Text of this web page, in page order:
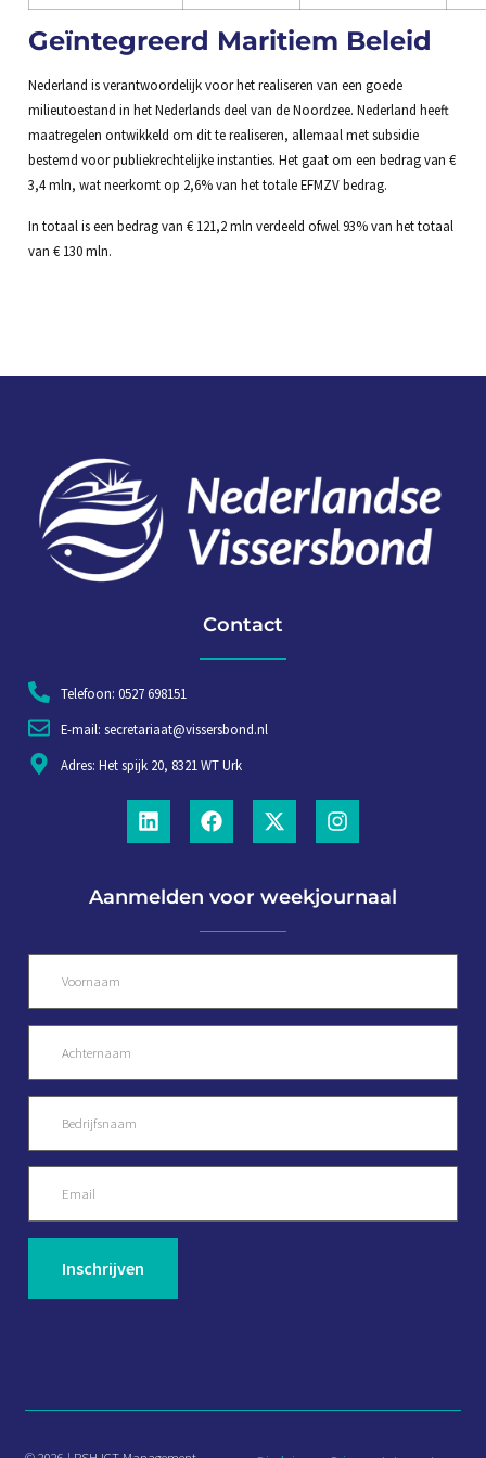
Geïntegreerd Maritiem Beleid
Nederland is verantwoordelijk voor het realiseren van een goede
milieutoestand in het Nederlands deel van de Noordzee. Nederland heeft
maatregelen ontwikkeld om dit te realiseren, allemaal met subsidie
bestemd voor publiekrechtelijke instanties. Het gaat om een bedrag van €
3,4 mln, wat neerkomt op 2,6% van het totale EFMZV bedrag.
In totaal is een bedrag van € 121,2 mln verdeeld ofwel 93% van het totaal
van € 130 mln.
Contact
Telefoon: 0527 698151
E-mail: secretariaat@vissersbond.nl
Adres: Het spijk 20, 8321 WT Urk
Aanmelden voor weekjournaal